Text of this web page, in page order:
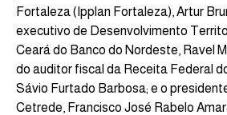
Fortaleza (Ipplan Fortaleza), Artur
executivo de Desenvolvimento
Ceará do Banco do Nordeste, Ravel
do auditor fiscal da Receita Federal
Sávio Furtado Barbosa; e o
Cetrede, Francisco José Rabelo